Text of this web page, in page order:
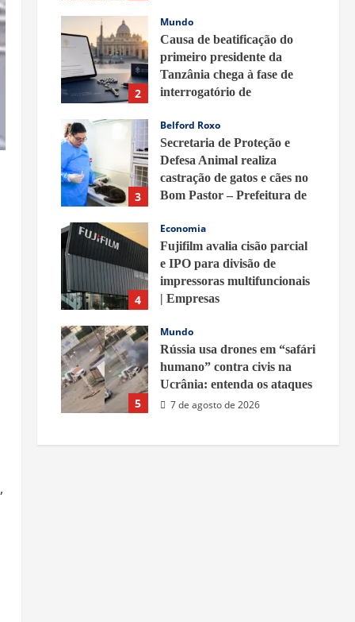
2
Mundo
Causa de beatificação do
primeiro presidente da
Tanzânia chega à fase de
interrogatório de
7 de agosto de 2026
3
Belford Roxo
Secretaria de Proteção e
Defesa Animal realiza
castração de gatos e cães no
Bom Pastor – Prefeitura de
7 de agosto de 2026
4
Economia
Fujifilm avalia cisão parcial
e IPO para divisão de
impressoras multifuncionais
| Empresas
5
Mundo
Rússia usa drones em “safári
humano” contra civis na
Ucrânia: entenda os ataques
7 de agosto de 2026